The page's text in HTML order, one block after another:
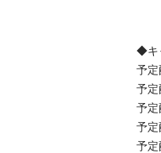
◆キ
予定
予定
予定
予定
予定